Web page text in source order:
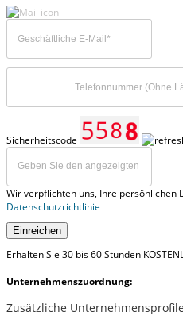
Sicherheitscode
Wir verpflichten uns, Ihre persönlichen
Datenschutzrichtlinie
Einreichen
Erhalten Sie 30 bis 60 Stunden
Unternehmenszuordnung:
Zusätzliche